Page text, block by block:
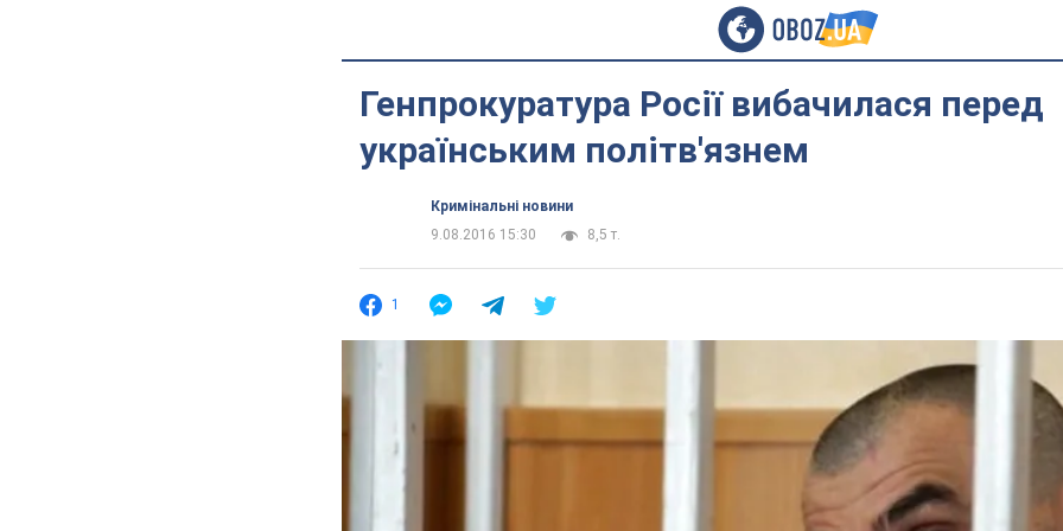
Генпрокуратура Росії вибачилася перед
українським політв'язнем
Кримінальні новини
9.08.2016 15:30
8,5 т.
1